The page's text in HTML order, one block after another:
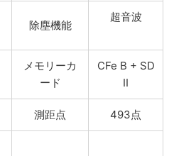
除塵機能
超音波
メモリーカ
ード
CFe B + SD
II
測距点 493点